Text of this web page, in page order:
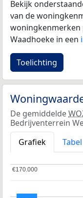
Bekijk
van de
Waadhoeke in een
Toelichting
De gemiddelde
Bedrijventerrein
Grafiek
Tabel
€170.000
€170.000